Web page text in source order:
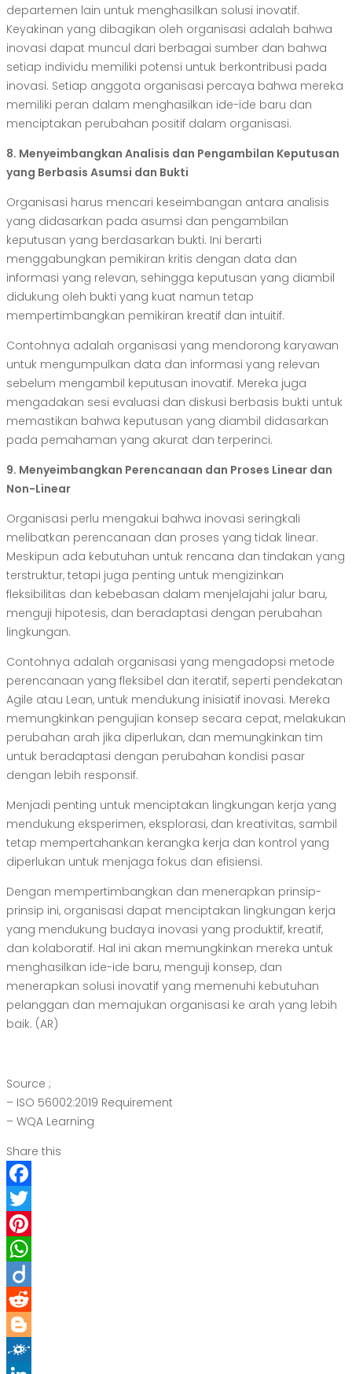
departemen lain untuk menghasilkan solusi inovatif.
Keyakinan yang dibagikan oleh organisasi adalah bahwa
inovasi dapat muncul dari berbagai sumber dan bahwa
setiap individu memiliki potensi untuk berkontribusi pada
inovasi. Setiap anggota organisasi percaya bahwa mereka
memiliki peran dalam menghasilkan ide-ide baru dan
menciptakan perubahan positif dalam organisasi.
8. Menyeimbangkan Analisis dan Pengambilan Keputusan
yang Berbasis Asumsi dan Bukti
Organisasi harus mencari keseimbangan antara analisis
yang didasarkan pada asumsi dan pengambilan
keputusan yang berdasarkan bukti. Ini berarti
menggabungkan pemikiran kritis dengan data dan
informasi yang relevan, sehingga keputusan yang diambil
didukung oleh bukti yang kuat namun tetap
mempertimbangkan pemikiran kreatif dan intuitif.
Contohnya adalah organisasi yang mendorong karyawan
untuk mengumpulkan data dan informasi yang relevan
sebelum mengambil keputusan inovatif. Mereka juga
mengadakan sesi evaluasi dan diskusi berbasis bukti untuk
memastikan bahwa keputusan yang diambil didasarkan
pada pemahaman yang akurat dan terperinci.
9. Menyeimbangkan Perencanaan dan Proses Linear dan
Non-Linear
Organisasi perlu mengakui bahwa inovasi seringkali
melibatkan perencanaan dan proses yang tidak linear.
Meskipun ada kebutuhan untuk rencana dan tindakan yang
terstruktur, tetapi juga penting untuk mengizinkan
fleksibilitas dan kebebasan dalam menjelajahi jalur baru,
menguji hipotesis, dan beradaptasi dengan perubahan
lingkungan.
Contohnya adalah organisasi yang mengadopsi metode
perencanaan yang fleksibel dan iteratif, seperti pendekatan
Agile atau Lean, untuk mendukung inisiatif inovasi. Mereka
memungkinkan pengujian konsep secara cepat, melakukan
perubahan arah jika diperlukan, dan memungkinkan tim
untuk beradaptasi dengan perubahan kondisi pasar
dengan lebih responsif.
Menjadi penting untuk menciptakan lingkungan kerja yang
mendukung eksperimen, eksplorasi, dan kreativitas, sambil
tetap mempertahankan kerangka kerja dan kontrol yang
diperlukan untuk menjaga fokus dan efisiensi.
Dengan mempertimbangkan dan menerapkan prinsip-
prinsip ini, organisasi dapat menciptakan lingkungan kerja
yang mendukung budaya inovasi yang produktif, kreatif,
dan kolaboratif. Hal ini akan memungkinkan mereka untuk
menghasilkan ide-ide baru, menguji konsep, dan
menerapkan solusi inovatif yang memenuhi kebutuhan
pelanggan dan memajukan organisasi ke arah yang lebih
baik. (AR)
Source ;
– ISO 56002:2019 Requirement
– WQA Learning
Share this
Facebook
Twitter
Pinterest
WhatsApp
Diigo
Reddit
Blogger